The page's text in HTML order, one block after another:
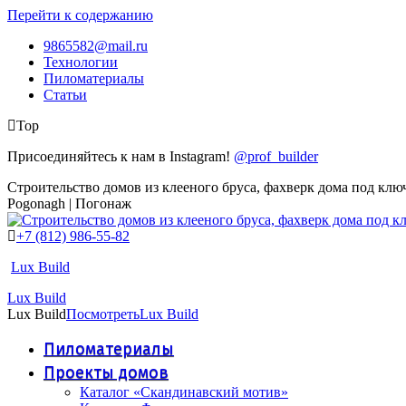
Перейти к содержанию
9865582@mail.ru
Технологии
Пиломатериалы
Статьи
Top
Присоединяйтесь к нам в Instagram! @prof_builder
Строительство домов из клееного бруса, фахверк дома под
Pogonagh | Погонаж
+7 (812) 986-55-82
Lux Build
Lux Build
Lux BuildПосмотретьLux Build
Пиломатериалы
Проекты домов
Каталог «Скандинавский мотив»